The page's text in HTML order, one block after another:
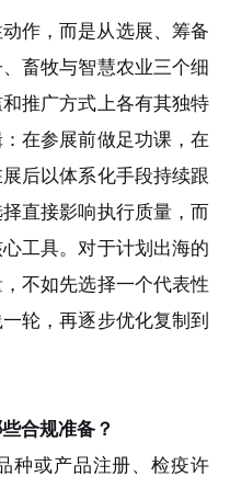
作，而是从选展、筹备
畜牧与智慧农业三个细
推广方式上各有其独特
在参展前做足功课，在
后以体系化手段持续跟
直接影响执行质量，而
工具。对于计划出海的
不如先选择一个代表性
轮，再逐步优化复制到
合规准备？
或产品注册、检疫许